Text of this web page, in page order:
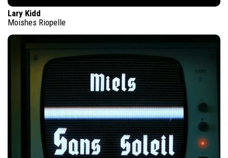
Lary Kidd
Moishes Riopelle